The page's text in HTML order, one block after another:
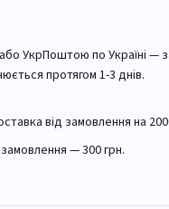
УкрПоштою по Україні —
протягом 1-3 днів.
від замовлення на
— 300 грн.